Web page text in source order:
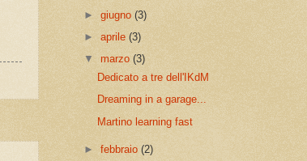
►giugno(3)
►aprile(3)
▼marzo(3)
Dedicato a tre dell'IKdM
Dreaming in a garage...
Martino learning fast
►febbraio(2)